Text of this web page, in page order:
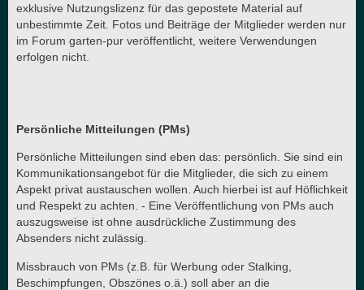
exklusive Nutzungslizenz für das gepostete Material auf
unbestimmte Zeit. Fotos und Beiträge der Mitglieder werden nur
im Forum garten-pur veröffentlicht, weitere Verwendungen
erfolgen nicht.
Persönliche Mitteilungen (PMs)
Persönliche Mitteilungen sind eben das: persönlich. Sie sind ein
Kommunikationsangebot für die Mitglieder, die sich zu einem
Aspekt privat austauschen wollen. Auch hierbei ist auf Höflichkeit
und Respekt zu achten. - Eine Veröffentlichung von PMs auch
auszugsweise ist ohne ausdrückliche Zustimmung des
Absenders nicht zulässig.
Missbrauch von PMs (z.B. für Werbung oder Stalking,
Beschimpfungen, Obszönes o.ä.) soll aber an die